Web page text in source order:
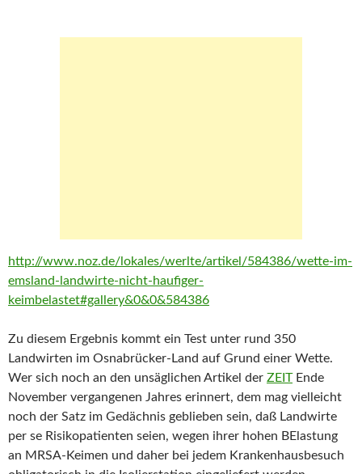
http://www.noz.de/lokales/werlte/artikel/584386/wette-im-
emsland-landwirte-nicht-haufiger-
keimbelastet#gallery&0&0&584386
Zu diesem Ergebnis kommt ein Test unter rund 350
Landwirten im Osnabrücker-Land auf Grund einer Wette.
Wer sich noch an den unsäglichen Artikel der ZEITEnde
November vergangenen Jahres erinnert, dem mag vielleicht
noch der Satz im Gedächnis geblieben sein, daß Landwirte
per se Risikopatienten seien, wegen ihrer hohen BElastung
an MRSA-Keimen und daher bei jedem Krankenhausbesuch